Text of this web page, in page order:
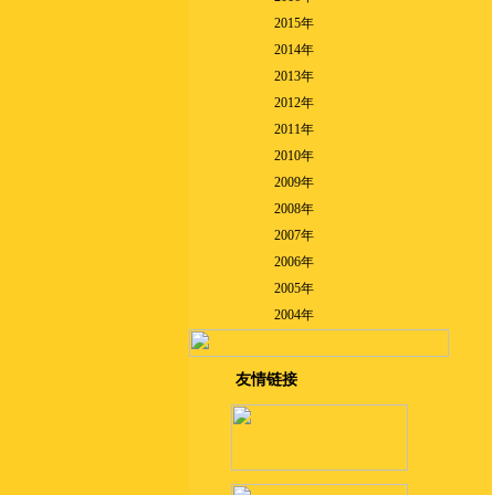
2015年
2014年
2013年
2012年
2011年
2010年
2009年
2008年
2007年
2006年
2005年
2004年
友情链接